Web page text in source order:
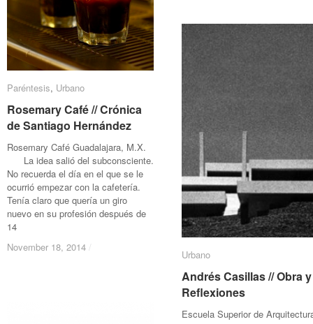
Paréntesis, Urbano
Rosemary Café // Crónica
de Santiago Hernández
Rosemary Café Guadalajara, M.X.
La idea salió del subconsciente.
No recuerda el día en el que se le
ocurrió empezar con la cafetería.
Tenía claro que quería un giro
nuevo en su profesión después de
14
November 18, 2014 /
Paréntesis Urbano
Rosemary Café // Crónica
de Santiago Hernández
November 18, 2014 /
Urbano
Andrés Casillas // Obra y
Reflexiones
Escuela Superior de
Urbano
Andrés Casillas // Obra y
Reflexiones